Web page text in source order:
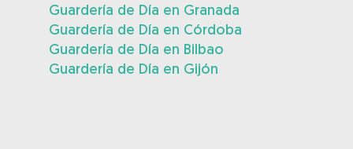
Guardería de Día en Granada
Guardería de Día en Córdoba
Guardería de Día en Bilbao
Guardería de Día en Gijón